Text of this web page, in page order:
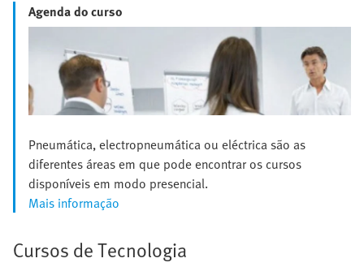
Agenda do curso
Pneumática, electropneumática ou eléctrica são as
diferentes áreas em que pode encontrar os cursos
disponíveis em modo presencial.
Mais informação
Cursos de Tecnologia